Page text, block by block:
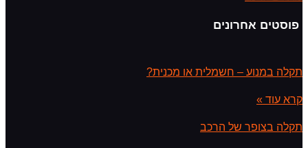
פוסטים אחרונים
תקלה במנוע – חשמלית או מכנית?
קרא עוד »
תקלה בצופר של הרכב